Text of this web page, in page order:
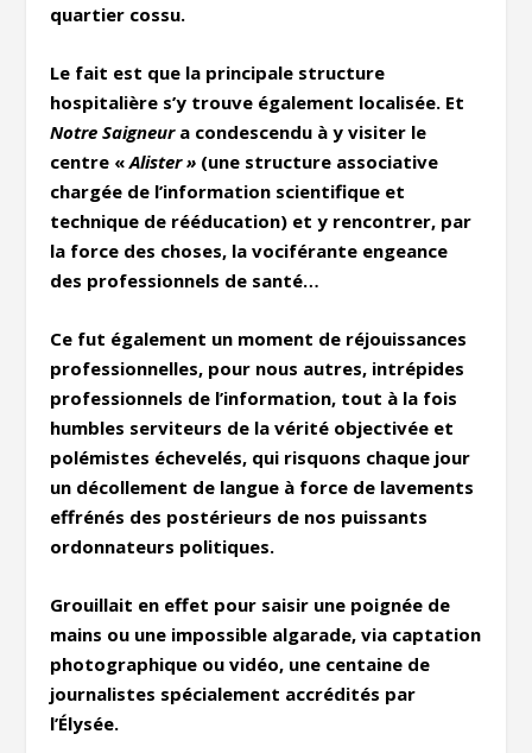
quartier cossu.
Le fait est que la principale structure
hospitalière s’y trouve également localisée. Et
Notre Saigneura condescendu à y visiter le
centre «Alister » (une structure associative
chargée de l’information scientifique et
technique de rééducation) et y rencontrer, par
la force des choses, la vociférante engeance
des professionnels de santé…
Ce fut également un moment de réjouissances
professionnelles, pour nous autres, intrépides
professionnels de l’information, tout à la fois
humbles serviteurs de la vérité objectivée et
polémistes échevelés, qui risquons chaque jour
un décollement de langue à force de lavements
effrénés des postérieurs de nos puissants
ordonnateurs politiques.
Grouillait en effet pour saisir une poignée de
mains ou une impossible algarade, via captation
photographique ou vidéo, une centaine de
journalistes spécialement accrédités par
l’Élysée.